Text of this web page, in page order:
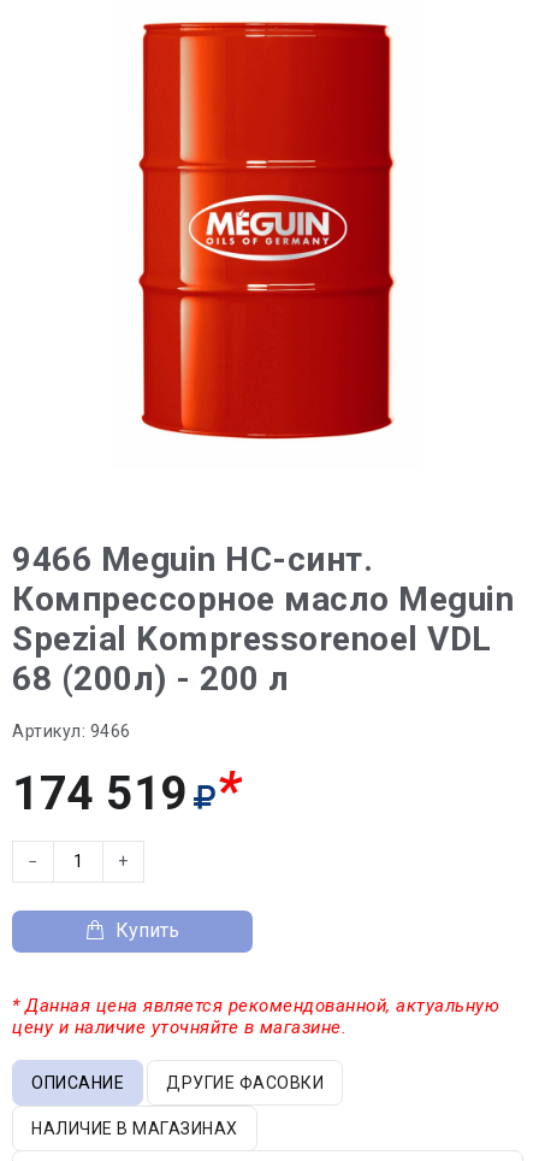
9466 Meguin НС-синт.
Компрессорное масло Meguin
Spezial Kompressorenoel VDL
68 (200л) - 200 л
Артикул: 9466
174 519 *
− +
Купить
* Данная цена является рекомендованной, актуальную
цену и наличие уточняйте в магазине.
ОПИСАНИЕ ДРУГИЕ ФАСОВКИ
НАЛИЧИЕ В МАГАЗИНАХ